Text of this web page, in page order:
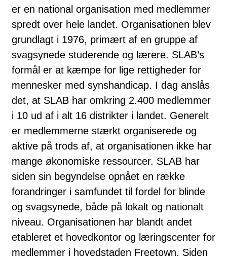
er en national organisation med medlemmer
spredt over hele landet. Organisationen blev
grundlagt i 1976, primært af en gruppe af
svagsynede studerende og lærere. SLAB’s
formål er at kæmpe for lige rettigheder for
mennesker med synshandicap. I dag anslås
det, at SLAB har omkring 2.400 medlemmer
i 10 ud af i alt 16 distrikter i landet. Generelt
er medlemmerne stærkt organiserede og
aktive på trods af, at organisationen ikke har
mange økonomiske ressourcer. SLAB har
siden sin begyndelse opnået en række
forandringer i samfundet til fordel for blinde
og svagsynede, både på lokalt og nationalt
niveau. Organisationen har blandt andet
etableret et hovedkontor og læringscenter for
medlemmer i hovedstaden Freetown. Siden